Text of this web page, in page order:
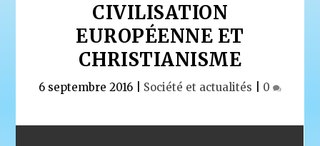
CIVILISATION
EUROPÉENNE ET
CHRISTIANISME
6 septembre 2016 Société et actualités 0